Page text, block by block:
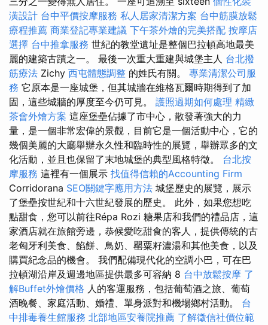
潢設計 台中平價按摩服務 私人居家清潔方案 台中筋膜放鬆
療程推薦 商業登記專業建議 下午茶外燴的完美搭配 按摩店
選擇 台中推拿服務 世紀的教堂遺址是整個巴拉頓高地最美
麗的建築古蹟之一。 最後一次重大重建與城堡主人 台北撥
筋療法 Zichy 西屯體態調整 的姓氏有關。 專業清潔公司服
務 它原本是一座城堡，但其城牆在維格瓦爾時期得到了加
固，這些城牆的厚度至今仍可見。 護照過期如何處理 精緻
茶會外燴方案 這座堡壘佔據了市中心，散發著強大的力
量，是一個非常宏偉的景觀，目前它是一個活動中心，它的
幾個美麗的大廳舉辦永久性和臨時性的展覽，舉辦眾多的文
化活動，並且也保留了末地城堡的典型風格特徵。 台北按
摩服務 這裡有一個展示 找值得信賴的Accounting Firm
Corridorana SEO關鍵字應用方法 城堡歷史的展覽，展示
了堡壘按世紀和十六世紀發展的歷史。 此外，如果您想吃
點甜食，您可以前往Répa Rozi 糖果店和我們的禮品店，這
家酒店就在旅館旁邊，恭候愛吃甜食的客人，提供傳統的古
老匈牙利美食、餡餅、鳥奶、罌粟籽濃湯和其他美食，以及
購買紀念品的機會。 我們配備現代化的空調小巴，可在巴
拉頓湖沿岸及週邊地區提供最多可容納 8 台中放鬆按摩 了
解Buffet外燴價格 人的客運服務，包括葡萄酒之旅、葡萄
酒晚餐、家庭活動、婚禮、單身派對和機場鄉村活動。 台
中排毒養生館服務 北部地區安養院推薦 了解徵信社價位範